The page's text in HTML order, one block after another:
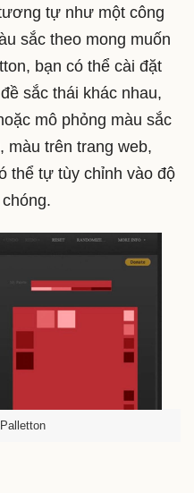
tự như một công
sắc theo mong muốn
bạn có thể cài đặt
sắc thái khác nhau,
mô phỏng màu sắc
màu trên trang web,
thể tự tùy chỉnh vào độ